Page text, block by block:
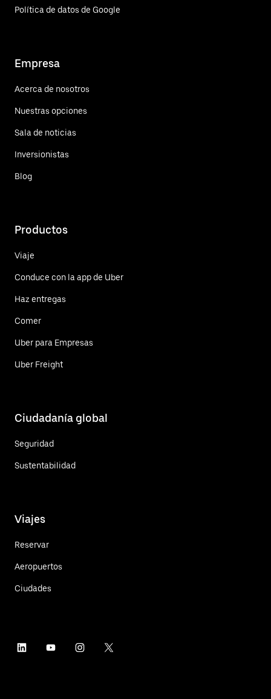
Política de datos de Google
Empresa
Acerca de nosotros
Nuestras opciones
Sala de noticias
Inversionistas
Blog
Productos
Viaje
Conduce con la app de Uber
Haz entregas
Comer
Uber para Empresas
Uber Freight
Ciudadanía global
Seguridad
Sustentabilidad
Viajes
Reservar
Aeropuertos
Ciudades